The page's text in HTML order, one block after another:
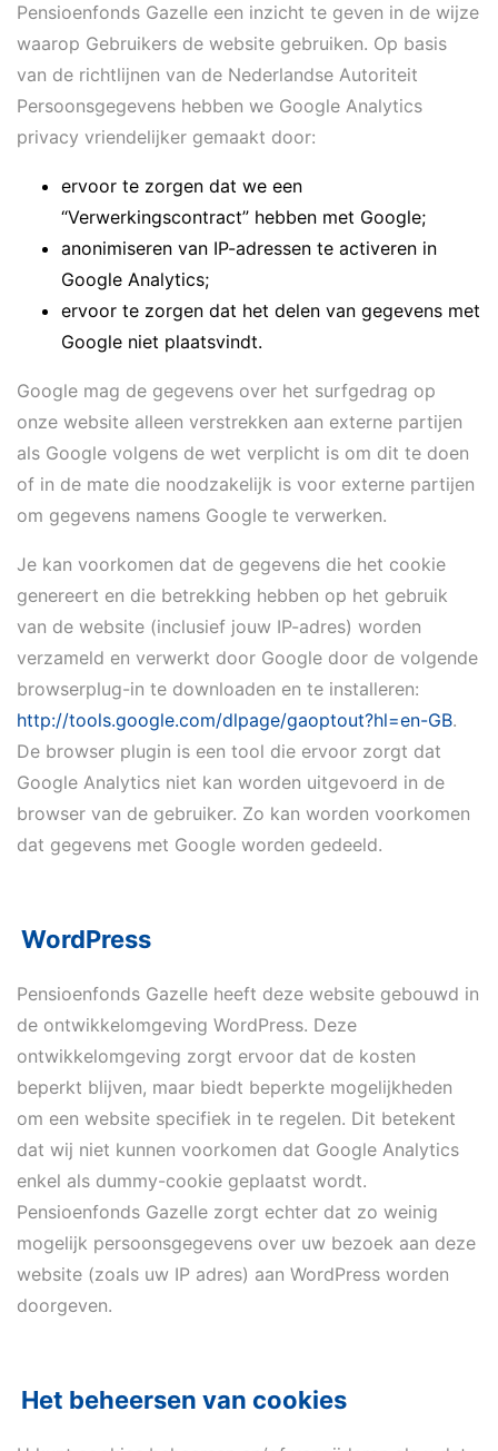
Pensioenfonds Gazelle een inzicht te geven in de wijze
waarop Gebruikers de website gebruiken. Op basis
van de richtlijnen van de Nederlandse Autoriteit
Persoonsgegevens hebben we Google Analytics
privacy vriendelijker gemaakt door:
ervoor te zorgen dat we een
“Verwerkingscontract” hebben met Google;
anonimiseren van IP-adressen te activeren in
Google Analytics;
ervoor te zorgen dat het delen van gegevens met
Google niet plaatsvindt.
Google mag de gegevens over het surfgedrag op
onze website alleen verstrekken aan externe partijen
als Google volgens de wet verplicht is om dit te doen
of in de mate die noodzakelijk is voor externe partijen
om gegevens namens Google te verwerken.
Je kan voorkomen dat de gegevens die het cookie
genereert en die betrekking hebben op het gebruik
van de website (inclusief jouw IP-adres) worden
verzameld en verwerkt door Google door de volgende
browserplug-in te downloaden en te installeren:
http://tools.google.com/dlpage/gaoptout?hl=en-GB.
De browser plugin is een tool die ervoor zorgt dat
Google Analytics niet kan worden uitgevoerd in de
browser van de gebruiker. Zo kan worden voorkomen
dat gegevens met Google worden gedeeld.
WordPress
Pensioenfonds Gazelle heeft deze website gebouwd in
de ontwikkelomgeving WordPress. Deze
ontwikkelomgeving zorgt ervoor dat de kosten
beperkt blijven, maar biedt beperkte mogelijkheden
om een website specifiek in te regelen. Dit betekent
dat wij niet kunnen voorkomen dat Google Analytics
enkel als dummy-cookie geplaatst wordt.
Pensioenfonds Gazelle zorgt echter dat zo weinig
mogelijk persoonsgegevens over uw bezoek aan deze
website (zoals uw IP adres) aan WordPress worden
doorgeven.
Het beheersen van cookies